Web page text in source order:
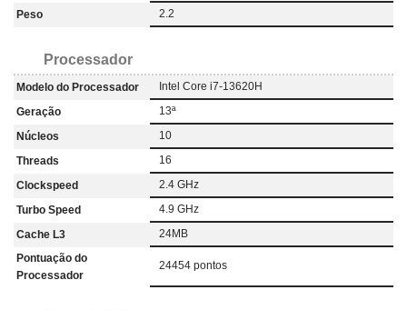
Peso
2.2
Processador
Modelo do Processador
Intel Core i7-13620H
Geração
13ª
Núcleos
10
Threads
16
Clockspeed
2.4 GHz
Turbo Speed
4.9 GHz
Cache L3
24MB
Pontuação do
Processador
24454 pontos